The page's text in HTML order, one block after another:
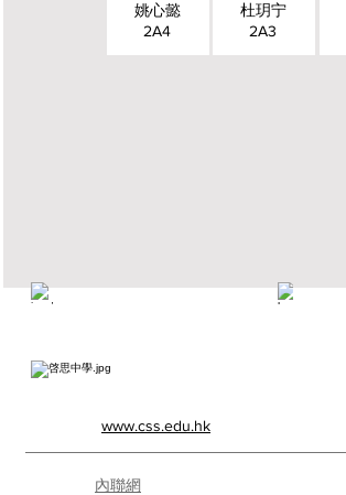
姚心懿
2A4
杜玥宁
2A3
www.css.edu.hk
內聯網